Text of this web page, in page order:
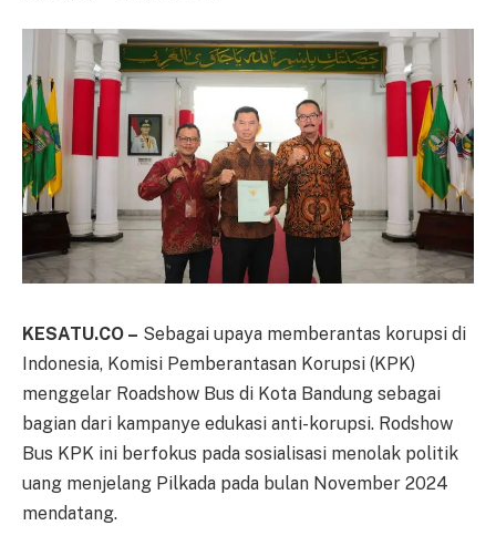
KESATU.CO – Sebagai upaya memberantas korupsi di
Indonesia, Komisi Pemberantasan Korupsi (KPK)
menggelar Roadshow Bus di Kota Bandung sebagai
bagian dari kampanye edukasi anti-korupsi. Rodshow
Bus KPK ini berfokus pada sosialisasi menolak politik
uang menjelang Pilkada pada bulan November 2024
mendatang.